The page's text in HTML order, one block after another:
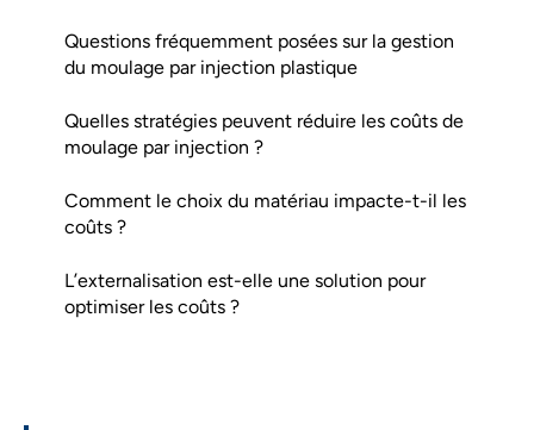
Questions fréquemment posées sur la gestion
du moulage par injection plastique
Quelles stratégies peuvent réduire les coûts de
moulage par injection ?
Comment le choix du matériau impacte-t-il les
coûts ?
L’externalisation est-elle une solution pour
optimiser les coûts ?